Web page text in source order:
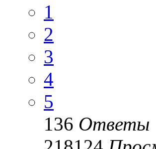
1
2
3
4
5
136 Ответы